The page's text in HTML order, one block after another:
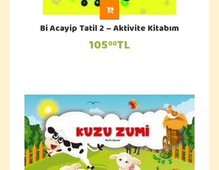
Bi Acayip Tatil 2 – Aktivite Kitabım
10500TL